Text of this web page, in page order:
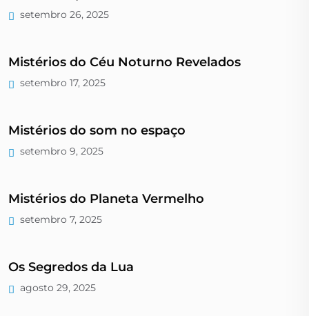
setembro 26, 2025
Mistérios do Céu Noturno Revelados
setembro 17, 2025
Mistérios do som no espaço
setembro 9, 2025
Mistérios do Planeta Vermelho
setembro 7, 2025
Os Segredos da Lua
agosto 29, 2025